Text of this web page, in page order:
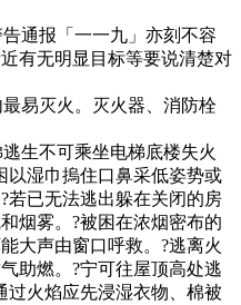
通报「一一九」亦刻不容
有无明显目标等要说清楚对
易灭火。灭火器、消防栓
生不可乘坐电梯底楼失火
以湿巾摀住口鼻采低姿势或
若已无法逃出躲在关闭的房
烟雾。?被困在浓烟密布的
大声由窗口呼救。?逃离火
助燃。?宁可往屋顶高处逃
过火焰应先浸湿衣物、棉被